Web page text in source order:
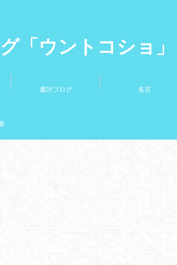
「ウントコショ」
書評ブログ 名言